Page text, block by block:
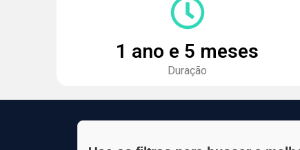
1 ano e 5 meses
Duração